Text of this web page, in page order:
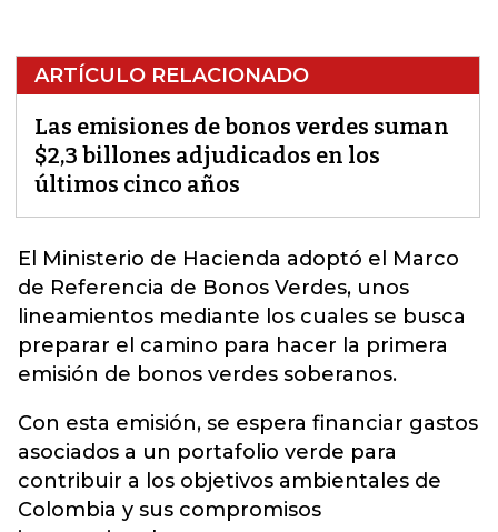
ARTÍCULO RELACIONADO
Las emisiones de bonos verdes suman
$2,3 billones adjudicados en los
últimos cinco años
El Ministerio de Hacienda adoptó el Marco
de Referencia de Bonos Verdes, unos
lineamientos mediante los cuales se busca
preparar el camino para hacer la primera
emisión de bonos verdes soberanos.
Con esta emisión, se espera financiar gastos
asociados a un portafolio verde para
contribuir a los objetivos ambientales de
Colombia y sus compromisos